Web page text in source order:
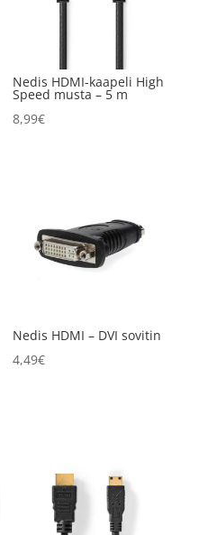
Nedis HDMI-kaapeli High
Speed musta – 5 m
8,99€
Nedis HDMI – DVI sovitin
4,49€